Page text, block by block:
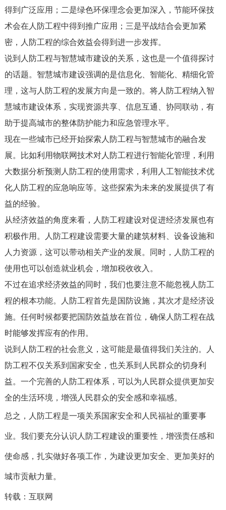
得到广泛应用；二是绿色环保理念会更加深入，节能环保技
术会在人防工程中得到推广应用；三是平战结合会更加紧
密，人防工程的综合效益会得到进一步发挥。
说到人防工程与智慧城市建设的关系，这也是一个值得探讨
的话题。智慧城市建设强调的是信息化、智能化、精细化管
理，这与人防工程的发展方向是一致的。将人防工程纳入智
慧城市建设体系，实现资源共享、信息互通、协同联动，有
助于提高城市的整体防护能力和应急管理水平。
现在一些城市已经开始探索人防工程与智慧城市的融合发
展。比如利用物联网技术对人防工程进行智能化管理，利用
大数据分析预测人防工程的使用需求，利用人工智能技术优
化人防工程的应急响应等。这些探索为未来的发展提供了有
益的经验。
从经济效益的角度来看，人防工程建设对促进经济发展也有
积极作用。人防工程建设需要大量的建筑材料、设备设施和
人力资源，这可以带动相关产业的发展。同时，人防工程的
使用也可以创造就业机会，增加税收收入。
不过在追求经济效益的同时，我们也要注意不能忽视人防工
程的根本功能。人防工程首先是国防设施，其次才是经济设
施。任何时候都要把国防效益放在首位，确保人防工程在战
时能够发挥应有的作用。
说到人防工程的社会意义，这可能是最值得我们关注的。人
防工程不仅关系到国家安全，也关系到人民群众的切身利
益。一个完善的人防工程体系，可以为人民群众提供更加安
全的生活环境，增强人民群众的安全感和幸福感。
总之，人防工程是一项关系国家安全和人民福祉的重要事
业。我们要充分认识人防工程建设的重要性，增强责任感和
使命感，扎实做好各项工作，为建设更加安全、更加美好的
城市贡献力量。
转载：互联网